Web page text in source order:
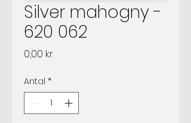
Silver mahogny -
620 062
0,00 krPris
Antal *